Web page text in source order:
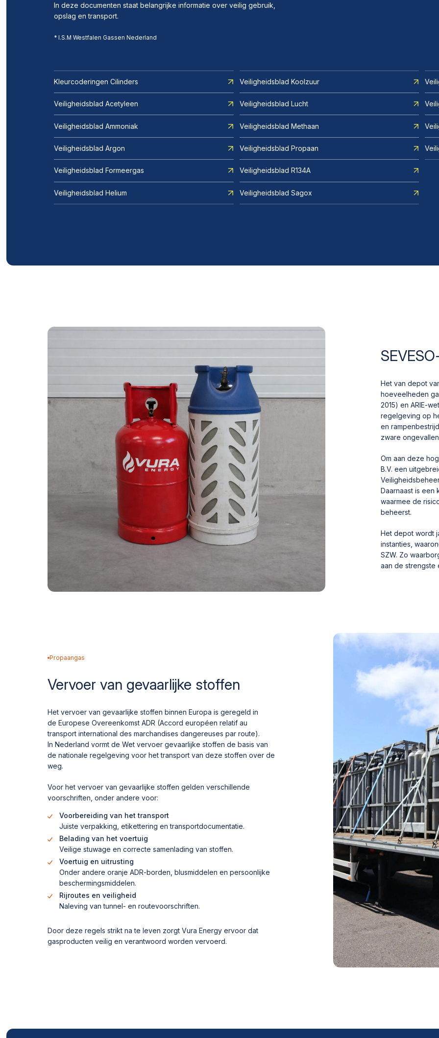
In deze documenten staat belangrijke informatie over veilig gebruik,
opslag en transport.
* I.S.M Westfalen Gassen Nederland
Kleurcoderingen Cilinders
Veiligheidsblad Acetyleen
Veiligheidsblad Ammoniak
Veiligheidsblad Argon
Veiligheidsblad Formeergas
Veiligheidsblad Helium
Veiligheidsblad Koolzuur
Veiligheidsblad Lucht
Veiligheidsblad Methaan
Veiligheidsblad Propaan
Veiligheidsblad R134A
Veiligheidsblad Sagox
Het van depot
hoeveelheden
2015) en ARIE-
regelgeving op
en
zware
Om aan deze
B.V. een
Daarnaast is een
waarmee de
beheerst.
Het depot wordt
instanties,
SZW. Zo
aan de strengste
Propaangas
Vervoer van gevaarlijke stoffen
Het vervoer van gevaarlijke stoffen binnen Europa is geregeld in
de Europese Overeenkomst ADR (Accord européen relatif au
transport international des marchandises dangereuses par route).
In Nederland vormt de Wet vervoer gevaarlijke stoffen de basis van
de nationale regelgeving voor het transport van deze stoffen over de
weg.
Voor het vervoer van gevaarlijke stoffen gelden verschillende
voorschriften, onder andere voor:
Voorbereiding van het transport
Juiste verpakking, etikettering en transportdocumentatie.
Belading van het voertuig
Veilige stuwage en correcte samenlading van stoffen.
Voertuig en uitrusting
Onder andere oranje ADR-borden, blusmiddelen en persoonlijke
beschermingsmiddelen.
Rijroutes en veiligheid
Naleving van tunnel- en routevoorschriften.
Door deze regels strikt na te leven zorgt Vura Energy ervoor dat
gasproducten veilig en verantwoord worden vervoerd.